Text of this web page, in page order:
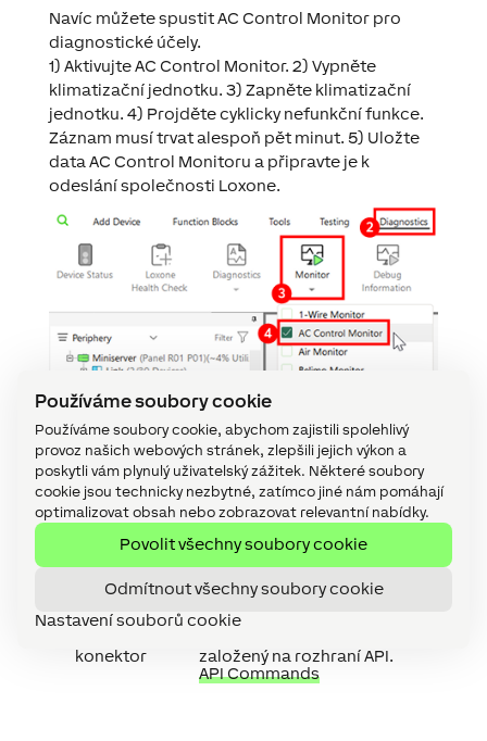
Používáme soubory cookie
Používáme soubory cookie, abychom zajistili spolehlivý
provoz našich webových stránek, zlepšili jejich výkon a
poskytli vám plynulý uživatelský zážitek. Některé soubory
cookie jsou technicky nezbytné, zatímco jiné nám pomáhají
optimalizovat obsah nebo zobrazovat relevantní nabídky.
Povolit všechny soubory cookie
Odmítnout všechny soubory cookie
Nastavení souborů cookie
Navíc můžete spustit AC Control Monitor pro
diagnostické účely.
1) Aktivujte AC Control Monitor. 2) Vypněte
klimatizační jednotku. 3) Zapněte klimatizační
jednotku. 4) Projděte cyklicky nefunkční funkce.
Záznam musí trvat alespoň pět minut. 5) Uložte
data AC Control Monitoru a připravte je k
odeslání společnosti Loxone.
Aktory↑
Krátký
Popis
konektor
založený na rozhraní API.
API Commands